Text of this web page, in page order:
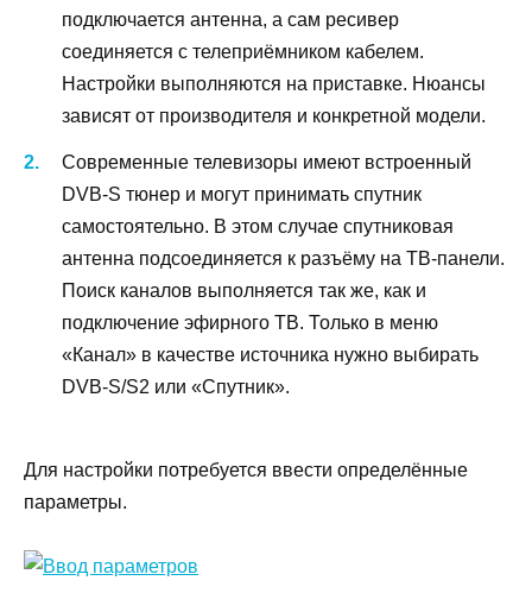
подключается антенна, а сам ресивер
соединяется с телеприёмником кабелем.
Настройки выполняются на приставке. Нюансы
зависят от производителя и конкретной модели.
Современные телевизоры имеют встроенный
DVB-S тюнер и могут принимать спутник
самостоятельно. В этом случае спутниковая
антенна подсоединяется к разъёму на ТВ-панели.
Поиск каналов выполняется так же, как и
подключение эфирного ТВ. Только в меню
«Канал» в качестве источника нужно выбирать
DVB-S/S2 или «Спутник».
Для настройки потребуется ввести определённые
параметры.